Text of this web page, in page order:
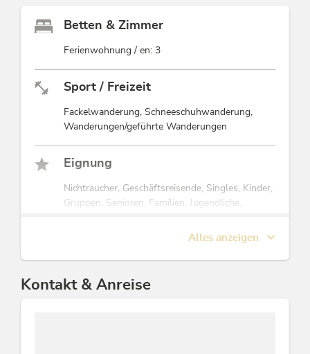
Betten & Zimmer
Ferienwohnung / en: 3
Sport / Freizeit
Fackelwanderung, Schneeschuhwanderung,
Wanderungen/geführte Wanderungen
Eignung
Nichtraucher, Geschäftsreisende, Singles, Kinder,
Gruppen, Senioren, Familien, Jugendliche,
Ortsrand, Direkt am Radweg, Ruhige Lage, Direkt
Alles anzeigen
Kontakt & Anreise